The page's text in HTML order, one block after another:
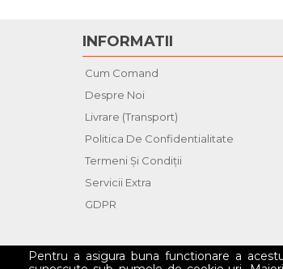
Pentru a asigura buna functionare a
INFORMATII
Cum Comand
Despre Noi
Livrare (Transport)
Politica De Confidentialitate
Termeni Şi Condiţii
Servicii Extra
GDPR